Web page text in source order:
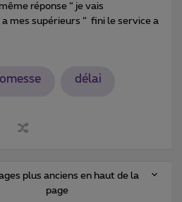
réponse “ je vais
mes supérieurs “ fini le service a
délai
plus anciens en haut de la
page